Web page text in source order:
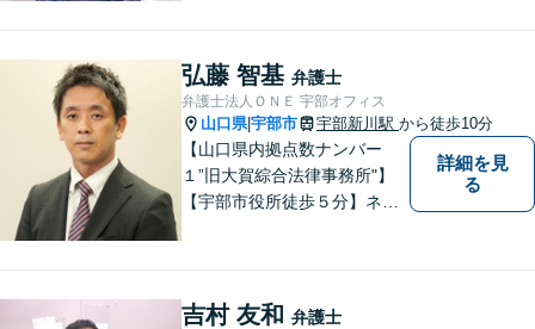
無料】お気軽にご相談くださ
い。
弘藤 智基 弁護士
弁護士法人ＯＮＥ 宇部オフィス
山口県|宇部市 宇部新川駅 から徒歩10分
【山口県内拠点数ナンバー
１”旧大賀綜合法律事務所"】
【宇部市役所徒歩５分】ネッ
相談ください。
詳細を見
る
吉村 友和 弁護士